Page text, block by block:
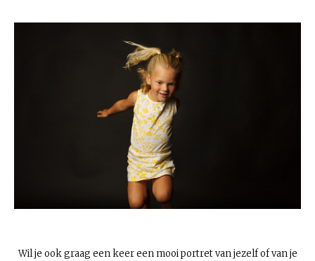
Wil je ook graag een keer een mooi portret van jezelf of van je